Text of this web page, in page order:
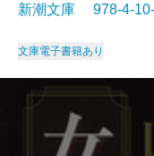
新潮文庫 978-4-
文庫電子書籍あり